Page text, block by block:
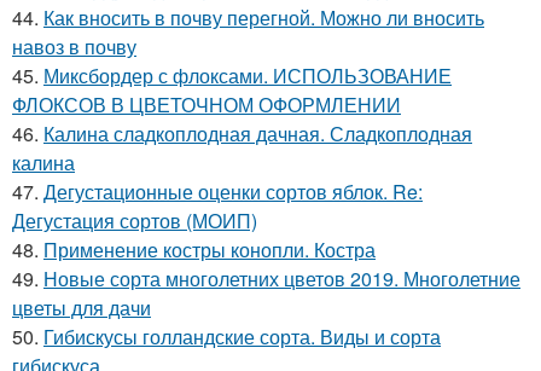
44. Как вносить в почву перегной. Можно ли вносить
навоз в почву
45. Миксбордер с флоксами. ИСПОЛЬЗОВАНИЕ
ФЛОКСОВ В ЦВЕТОЧНОМ ОФОРМЛЕНИИ
46. Калина сладкоплодная дачная. Сладкоплодная
калина
47. Дегустационные оценки сортов яблок. Re:
Дегустация сортов (МОИП)
48. Применение костры конопли. Костра
49. Новые сорта многолетних цветов 2019. Многолетние
цветы для дачи
50. Гибискусы голландские сорта. Виды и сорта